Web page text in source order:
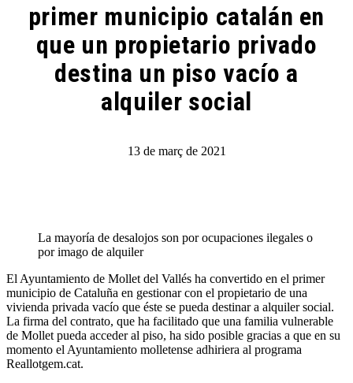
primer municipio catalán en
que un propietario privado
destina un piso vacío a
alquiler social
13 de març de 2021
La mayoría de desalojos son por ocupaciones ilegales o
por imago de alquiler
El Ayuntamiento de Mollet del Vallés ha convertido en el primer
municipio de Cataluña en gestionar con el propietario de una
vivienda privada vacío que éste se pueda destinar a alquiler social.
La firma del contrato, que ha facilitado que una familia vulnerable
de Mollet pueda acceder al piso, ha sido posible gracias a que en su
momento el Ayuntamiento molletense adhiriera al programa
Reallotgem.cat.